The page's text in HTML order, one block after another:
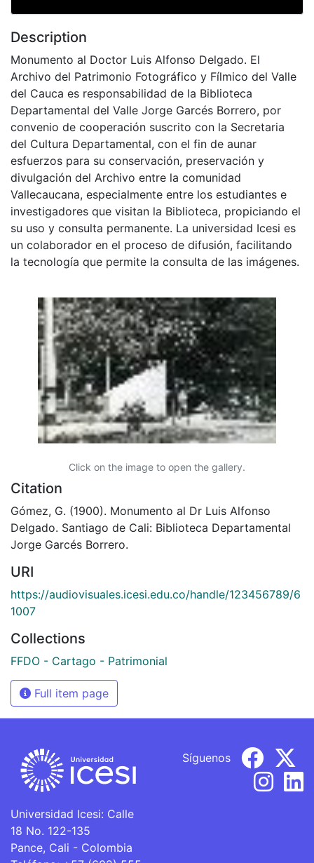
Description
Monumento al Doctor Luis Alfonso Delgado. El
Archivo del Patrimonio Fotográfico y Fílmico del Valle
del Cauca es responsabilidad de la Biblioteca
Departamental del Valle Jorge Garcés Borrero, por
convenio de cooperación suscrito con la Secretaria
del Cultura Departamental, con el fin de aunar
esfuerzos para su conservación, preservación y
divulgación del Archivo entre la comunidad
Vallecaucana, especialmente entre los estudiantes e
investigadores que visitan la Biblioteca, propiciando el
su uso y consulta permanente. La universidad Icesi es
un colaborador en el proceso de difusión, facilitando
la tecnología que permite la consulta de las imágenes.
Click on the image to open the gallery.
Citation
Gómez, G. (1900). Monumento al Dr Luis Alfonso
Delgado. Santiago de Cali: Biblioteca Departamental
Jorge Garcés Borrero.
URI
https://audiovisuales.icesi.edu.co/handle/123456789/6
1007
Collections
FFDO - Cartago - Patrimonial
Full item page
Universidad Icesi: Calle
18 No. 122-135
Pance, Cali - Colombia
Síguenos